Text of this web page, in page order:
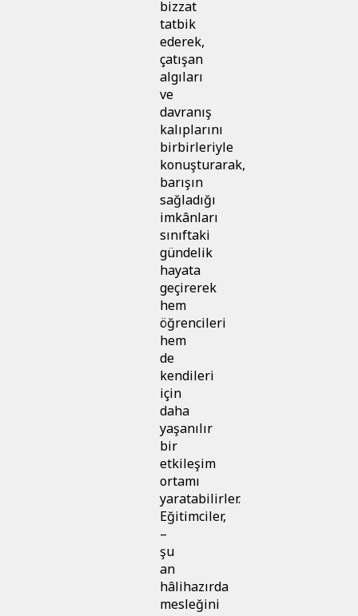
bizzat
tatbik
ederek,
çatışan
algıları
ve
davranış
kalıplarını
birbirleriyle
konuşturarak,
barışın
sağladığı
imkânları
sınıftaki
gündelik
hayata
geçirerek
hem
öğrencileri
hem
de
kendileri
için
daha
yaşanılır
bir
etkileşim
ortamı
yaratabilirler.
Eğitimciler,
–
şu
an
hâlihazırda
mesleğini